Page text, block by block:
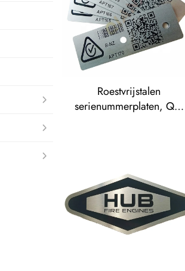
Roestvrijstalen
serienummerplaten, QR-